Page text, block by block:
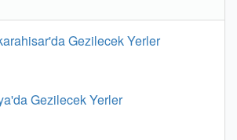
Gezilecek Yerler
Gezilecek Yerler